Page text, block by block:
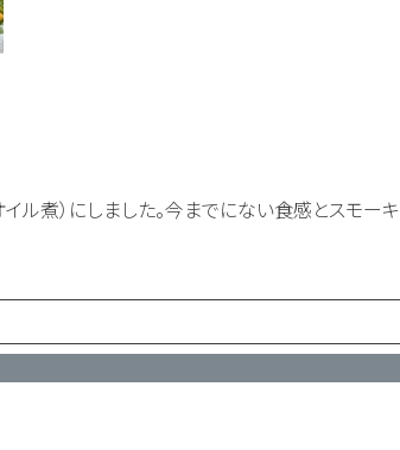
ル煮）にしました。今までにない食感とスモーキ